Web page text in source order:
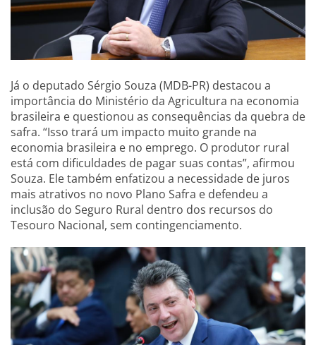
Já o deputado Sérgio Souza (MDB-PR) destacou a
importância do Ministério da Agricultura na economia
brasileira e questionou as consequências da quebra de
safra. “Isso trará um impacto muito grande na
economia brasileira e no emprego. O produtor rural
está com dificuldades de pagar suas contas”, afirmou
Souza. Ele também enfatizou a necessidade de juros
mais atrativos no novo Plano Safra e defendeu a
inclusão do Seguro Rural dentro dos recursos do
Tesouro Nacional, sem contingenciamento.